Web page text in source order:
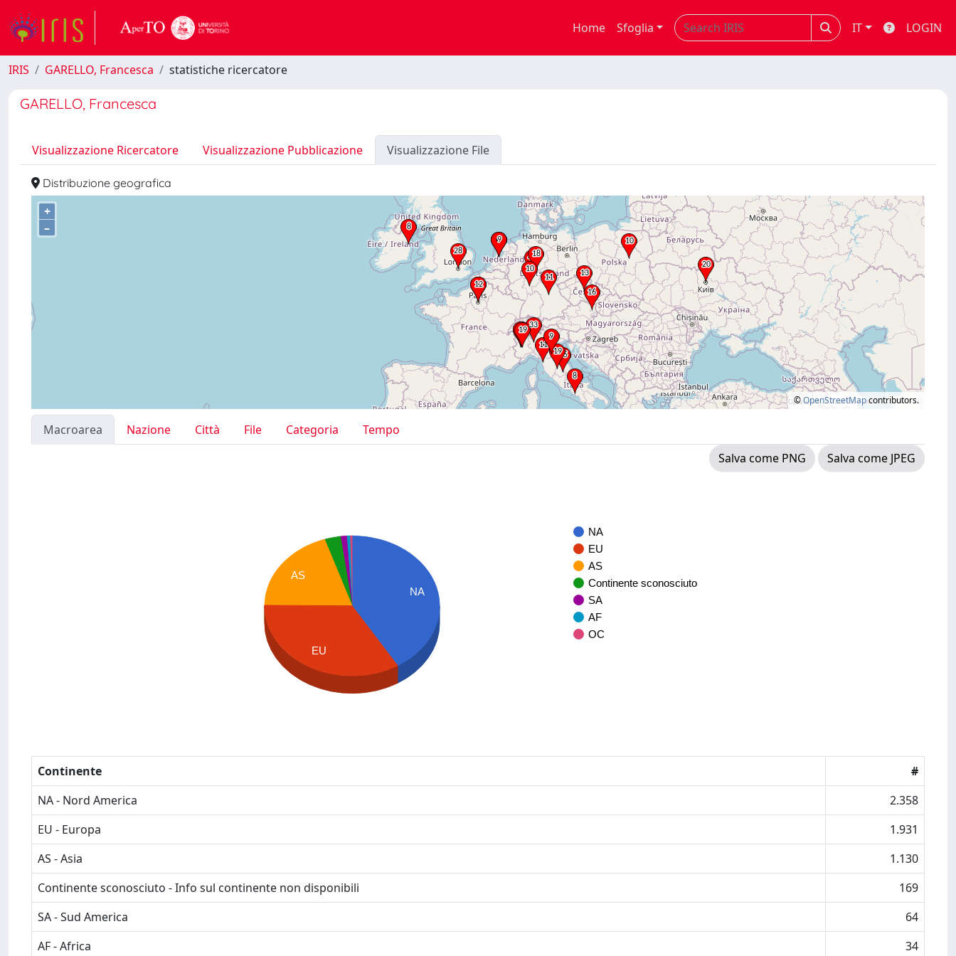
Home Sfoglia IT LOGIN
IRIS GARELLO, Francesca statistiche ricercatore
GARELLO, Francesca
Visualizzazione Ricercatore Visualizzazione Pubblicazione Visualizzazione File
Distribuzione geografica
+
–
©OpenStreetMapcontributors.
Macroarea Nazione Città File Categoria
Tempo
Salva come PNG
Salva come JPEG
NA
EU
AS
Continente sconosciuto
SA
AF
OC
NA
AS
EU
Continente
#
NA - Nord America
2.358
EU - Europa
1.931
AS - Asia
1.130
Continente sconosciuto - Info sul continente non disponibili
169
SA - Sud America
64
AF - Africa
34